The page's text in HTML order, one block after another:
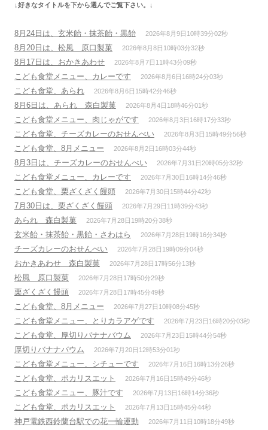
ョ
ン
↓好きなタイトルを下から選んでご覧下さい。↓
8月24日は、玄米飴・抹茶飴・黒飴 2026年8月9日10時39分02秒
8月20日は、松風 原口製菓 2026年8月8日10時03分32秒
8月17日は、おかきあわせ 2026年8月7日11時43分09秒
こども食堂メニュー、カレーです 2026年8月6日16時24分03秒
こども食堂、あられ 2026年8月6日15時42分46秒
8月6日は、あられ 森白製菓 2026年8月4日18時46分01秒
こども食堂メニュー、肉じゃがです 2026年8月3日16時17分33秒
こども食堂、チーズカレーのおせんべい 2026年8月3日15時49分56秒
こども食堂、8月メニュー 2026年8月2日16時03分44秒
8月3日は、チーズカレーのおせんべい 2026年7月31日20時05分32秒
こども食堂メニュー、カレーです 2026年7月30日16時14分46秒
こども食堂、栗ざくざく饅頭 2026年7月30日15時44分42秒
7月30日は、栗ざくざく饅頭 2026年7月29日11時39分43秒
あられ 森白製菓 2026年7月28日19時20分38秒
玄米飴・抹茶飴・黒飴・さわはら 2026年7月28日19時16分34秒
チーズカレーのおせんべい 2026年7月28日19時09分04秒
おかきあわせ 森白製菓 2026年7月28日17時56分13秒
松風 原口製菓 2026年7月28日17時50分29秒
栗ざくざく饅頭 2026年7月28日17時45分49秒
こども食堂、8月メニュー 2026年7月27日10時08分45秒
こども食堂メニュー、とりカラアゲです 2026年7月23日16時20分03秒
こども食堂、厚切りバナナバウム 2026年7月23日15時44分54秒
厚切りバナナバウム 2026年7月20日12時53分01秒
こども食堂メニュー、シチューです 2026年7月16日16時13分26秒
こども食堂、ポカリスエット 2026年7月16日15時49分46秒
こども食堂メニュー、豚汁です 2026年7月13日16時14分36秒
こども食堂、ポカリスエット 2026年7月13日15時45分44秒
神戸電鉄西鈴蘭台駅での花一輪運動 2026年7月11日10時18分49秒